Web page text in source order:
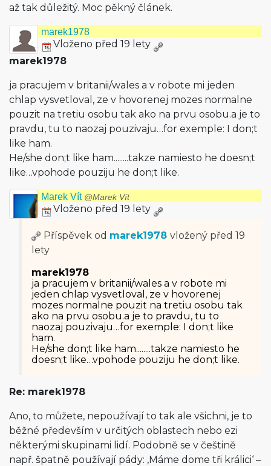
až tak důležitý. Moc pěkný článek.
marek1978
Vloženo před 19 lety
marek1978
ja pracujem v britanii/wales a v robote mi jeden
chlap vysvetloval, ze v hovorenej mozes normalne
pouzit na tretiu osobu tak ako na prvu osobu.a je to
pravdu, tu to naozaj pouzivaju…for exemple: I don;t
like ham.
He/she don;t like ham........takze namiesto he doesn;t
like…vpohode pouziju he don;t like.
Marek Vít @Marek Vít
Vloženo před 19 lety
Příspěvek od marek1978 vložený před 19
lety
marek1978
ja pracujem v britanii/wales a v robote mi
jeden chlap vysvetloval, ze v hovorenej
mozes normalne pouzit na tretiu osobu tak
ako na prvu osobu.a je to pravdu, tu to
naozaj pouzivaju…for exemple: I don;t like
ham.
He/she don;t like ham........takze namiesto he
doesn;t like…vpohode pouziju he don;t like.
Re: marek1978
Ano, to můžete, nepoužívají to tak ale všichni, je to
běžné především v určitých oblastech nebo ezi
některými skupinami lidí. Podobně se v češtině
např. špatně používají pády: ‚Máme dome tři králici‘ –